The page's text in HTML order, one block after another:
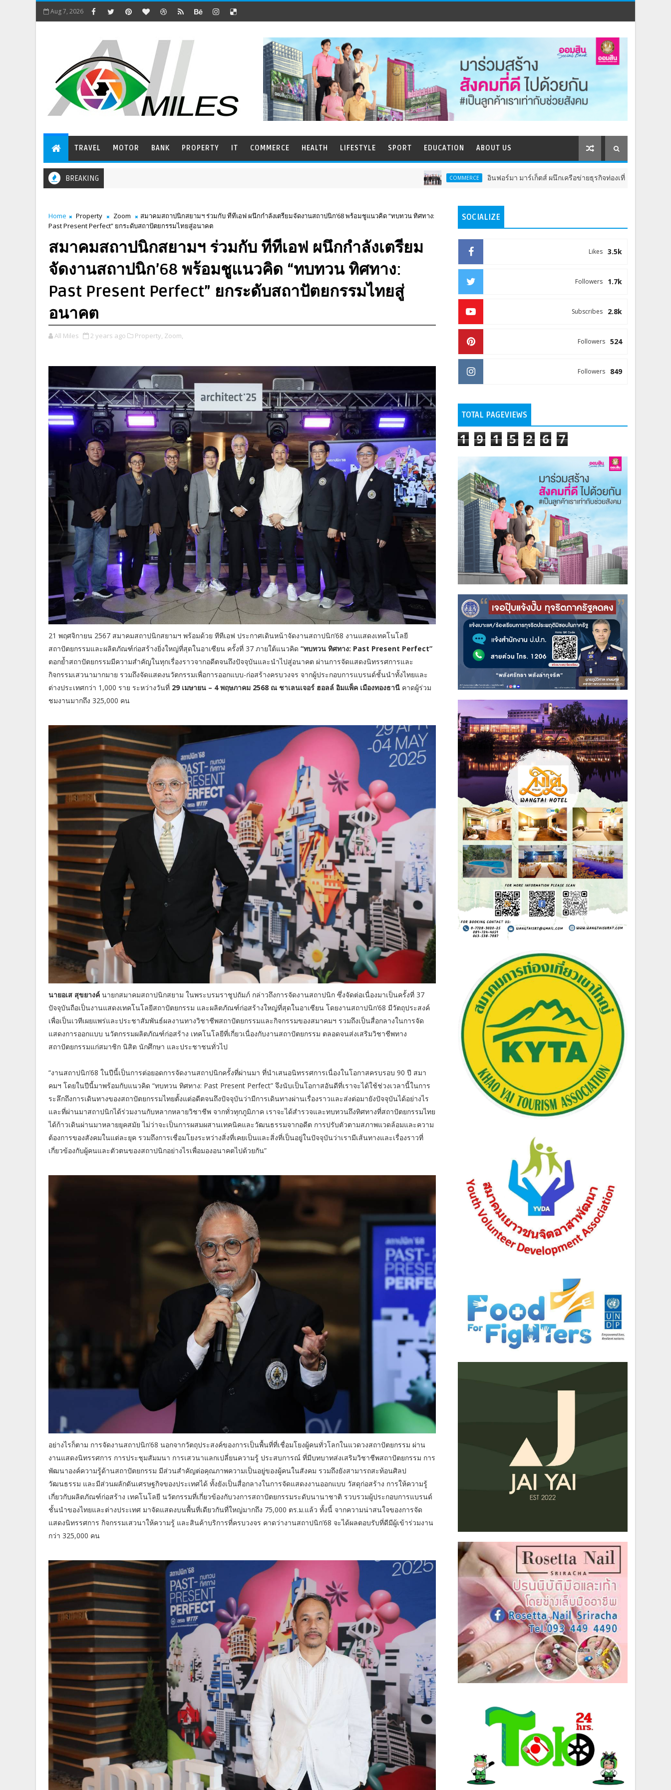
Aug 7, 2026
TRAVEL MOTOR BANK PROPERTY IT COMMERCE HEALTH LIFESTYLE SPORT EDUCATION ABOUT US
BREAKING COMMERCE อินฟอร์มา มาร์เก็ตส์ ผนึกเครือข่ายธุรกิจท่องเที่ยว-บริการ จัด Food &
Home Property Zoom
สมาคมสถาปนิกสยามฯ ร่วมกับ ทีทีเอฟ ผนึกกำลังเตรียมจัดงานสถาปนิก’68 พร้อมชูแนวคิด “ทบทวน ทิศทาง:
Past Present Perfect” ยกระดับสถาปัตยกรรมไทยสู่อนาคต
สมาคมสถาปนิกสยามฯ ร่วมกับ ทีทีเอฟ ผนึกกำลังเตรียม
จัดงานสถาปนิก’68 พร้อมชูแนวคิด “ทบทวน ทิศทาง:
Past Present Perfect” ยกระดับสถาปัตยกรรมไทยสู่
อนาคต
All Miles 2 years ago Property, Zoom,
21 พฤศจิกายน 2567 สมาคมสถาปนิกสยามฯ พร้อมด้วย ทีทีเอฟ ประกาศเดินหน้าจัดงานสถาปนิก’68 งานแสดงเทคโนโลยี
สถาปัตยกรรมและผลิตภัณฑ์ก่อสร้างยิ่งใหญ่ที่สุดในอาเซียน ครั้งที่ 37 ภายใต้แนวคิด “ทบทวน ทิศทาง: Past Present Perfect”
ตอกย้ำสถาปัตยกรรมมีความสำคัญในทุกเรื่องราวจากอดีตจนถึงปัจจุบันและนำไปสู่อนาคต ผ่านการจัดแสดงนิทรรศการและ
กิจกรรมเสวนามากมาย รวมถึงจัดแสดงนวัตกรรมเพื่อการออกแบบ-ก่อสร้างครบวงจร จากผู้ประกอบการแบรนด์ชั้นนำทั้งไทยและ
ต่างประเทศกว่า 1,000 ราย ระหว่างวันที่ 29 เมษายน – 4 พฤษภาคม 2568 ณ ชาเลนเจอร์ ฮอลล์ อิมแพ็ค เมืองทองธานี คาดผู้ร่วม
ชมงานมากถึง 325,000 คน
นายอเส สุขยางค์ นายกสมาคมสถาปนิกสยาม ในพระบรมราชูปถัมภ์ กล่าวถึงการจัดงานสถาปนิก ซึ่งจัดต่อเนื่องมาเป็นครั้งที่ 37
ปัจจุบันถือเป็นงานแสดงเทคโนโลยีสถาปัตยกรรม และผลิตภัณฑ์ก่อสร้างใหญ่ที่สุดในอาเซียน โดยงานสถาปนิก’68 มีวัตถุประสงค์
เพื่อเป็นเวทีเผยแพร่และประชาสัมพันธ์ผลงานทางวิชาชีพสถาปัตยกรรมและกิจกรรมของสมาคมฯ รวมถึงเป็นสื่อกลางในการจัด
แสดงการออกแบบ นวัตกรรมผลิตภัณฑ์ก่อสร้าง เทคโนโลยีที่เกี่ยวเนื่องกับงานสถาปัตยกรรม ตลอดจนส่งเสริมวิชาชีพทาง
สถาปัตยกรรมแก่สมาชิก นิสิต นักศึกษา และประชาชนทั่วไป
“งานสถาปนิก’68 ในปีนี้เป็นการต่อยอดการจัดงานสถาปนิกครั้งที่ผ่านมา ที่นำเสนอนิทรรศการเนื่องในโอกาสครบรอบ 90 ปี สมา
คมฯ โดยในปีนี้มาพร้อมกับแนวคิด “ทบทวน ทิศทาง: Past Present Perfect” จึงนับเป็นโอกาสอันดีที่เราจะได้ใช้ช่วงเวลานี้ในการ
ระลึกถึงการเดินทางของสถาปัตยกรรมไทยตั้งแต่อดีตจนถึงปัจจุบันว่ามีการเดินทางผ่านเรื่องราวและส่งต่อมายังปัจจุบันได้อย่างไร
และที่ผ่านมาสถาปนิกได้ร่วมงานกับหลากหลายวิชาชีพ จากทั่วทุกภูมิภาค เราจะได้สำรวจและทบทวนถึงทิศทางที่สถาปัตยกรรมไทย
ได้ก้าวเดินผ่านมาหลายยุคสมัย ไม่ว่าจะเป็นการผสมผสานเทคนิคและวัฒนธรรมจากอดีต การปรับตัวตามสภาพแวดล้อมและความ
ต้องการของสังคมในแต่ละยุค รวมถึงการเชื่อมโยงระหว่างสิ่งที่เคยเป็นและสิ่งที่เป็นอยู่ในปัจจุบันว่าเรามีเส้นทางและเรื่องราวที่
เกี่ยวข้องกับผู้คนและตัวตนของสถาปนิกอย่างไรเพื่อมองอนาคตไปด้วยกัน”
อย่างไรก็ตาม การจัดงานสถาปนิก’68 นอกจากวัตถุประสงค์ของการเป็นพื้นที่ที่เชื่อมโยงผู้คนทั่วโลกในแวดวงสถาปัตยกรรม ผ่าน
งานแสดงนิทรรศการ การประชุมสัมมนา การเสวนาแลกเปลี่ยนความรู้ ประสบการณ์ ที่มีบทบาทส่งเสริมวิชาชีพสถาปัตยกรรม การ
พัฒนาองค์ความรู้ด้านสถาปัตยกรรม มีส่วนสำคัญต่อคุณภาพความเป็นอยู่ของผู้คนในสังคม รวมถึงยังสามารถสะท้อนศิลป
วัฒนธรรม และมีส่วนผลักดันเศรษฐกิจของประเทศได้ ทั้งยังเป็นสื่อกลางในการจัดแสดงงานออกแบบ วัสดุก่อสร้าง การให้ความรู้
เกี่ยวกับผลิตภัณฑ์ก่อสร้าง เทคโนโลยี นวัตกรรมที่เกี่ยวข้องกับวงการสถาปัตยกรรมระดับนานาชาติ รวบรวมผู้ประกอบการแบรนด์
ชั้นนำของไทยและต่างประเทศ มาจัดแสดงบนพื้นที่เดียวกันที่ใหญ่มากถึง 75,000 ตร.ม.แล้ว ทั้งนี้ จากความน่าสนใจของการจัด
แสดงนิทรรศการ กิจกรรมเสวนาให้ความรู้ และสินค้าบริการที่ครบวงจร คาดว่างานสถาปนิก’68 จะได้ผลตอบรับที่ดีมีผู้เข้าร่วมงาน
กว่า 325,000 คน
SOCIALIZE
3.5k
Likes
1.7k
Followers
2.8k
Subscribes
524
Followers
849
Followers
TOTAL PAGEVIEWS
1 9 1 5 2 6 7